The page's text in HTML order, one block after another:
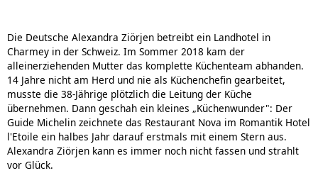
Die Deutsche Alexandra Ziörjen betreibt ein Landhotel in
Charmey in der Schweiz. Im Sommer 2018 kam der
alleinerziehenden Mutter das komplette Küchenteam abhanden.
14 Jahre nicht am Herd und nie als Küchenchefin gearbeitet,
musste die 38-Jährige plötzlich die Leitung der Küche
übernehmen. Dann geschah ein kleines „Küchenwunder": Der
Guide Michelin zeichnete das Restaurant Nova im Romantik Hotel
l'Etoile ein halbes Jahr darauf erstmals mit einem Stern aus.
Alexandra Ziörjen kann es immer noch nicht fassen und strahlt
vor Glück.